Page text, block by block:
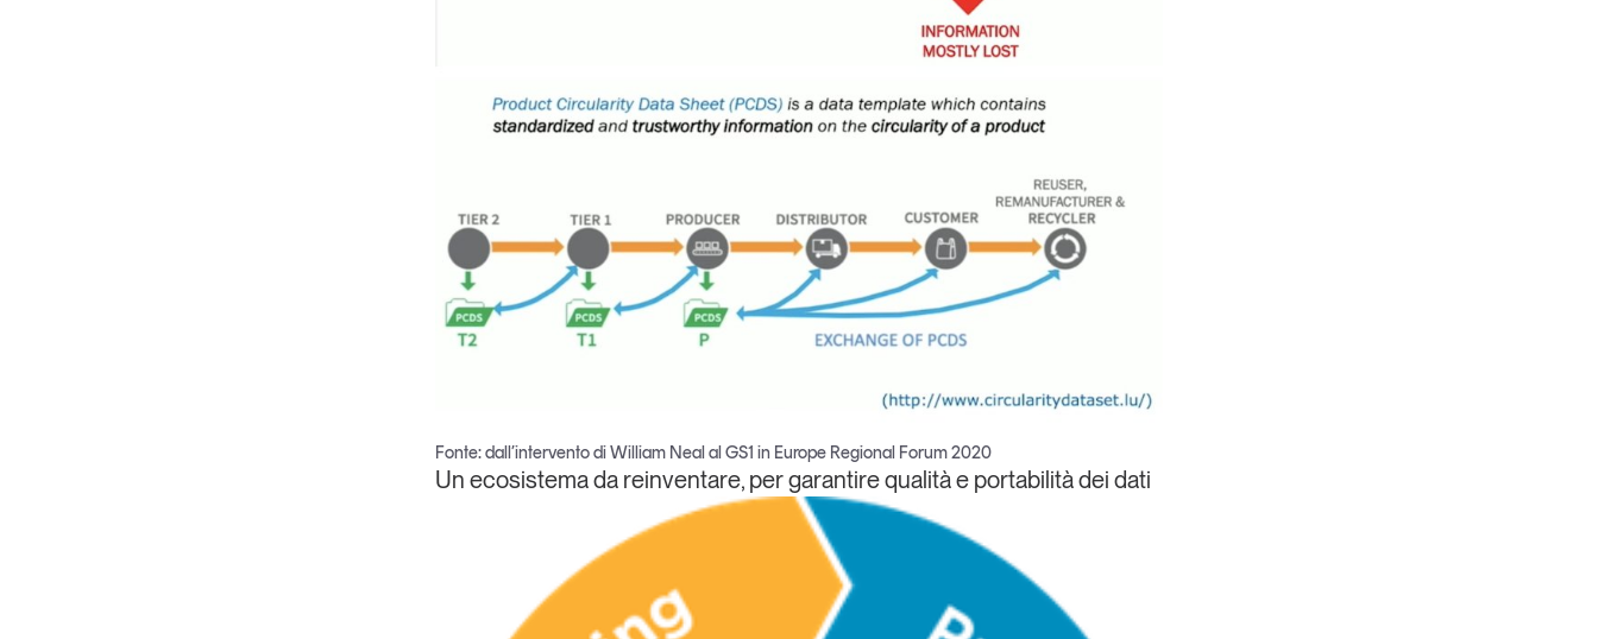
Fonte: dall’intervento di William Neal al GS1 in Europe Regional Forum 2020
Un ecosistema da reinventare, per garantire qualità e portabilità dei dati